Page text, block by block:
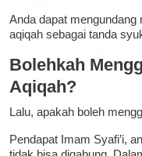
Anda dapat
aqiqah sebagai tanda
Bolehkah
Aqiqah?
Lalu, apakah boleh
Pendapat Imam Syafi’i,